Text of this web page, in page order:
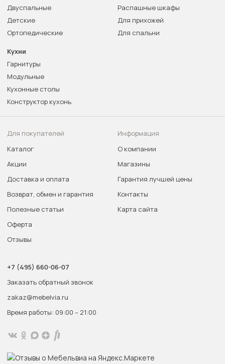
Двуспальные
Детские
Ортопедические
Распашные шкафы
Для прихожей
Для спальни
Кухни
Гарнитуры
Модульные
Кухонные столы
Конструктор кухонь
Для покупателей
Каталог
Акции
Доставка и оплата
Возврат, обмен и гарантия
Полезные статьи
Оферта
Отзывы
Информация
О компании
Магазины
Гарантия лучшей цены
Контакты
Карта сайта
+7 (495) 660-06-07
Заказать обратный звонок
zakaz@mebelvia.ru
Время работы: 09:00 – 21:00